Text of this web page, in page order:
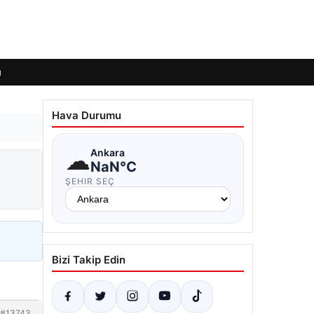
Hava Durumu
☁Ankara
NaN°C
ŞEHIR SEÇ
Bizi Takip Edin